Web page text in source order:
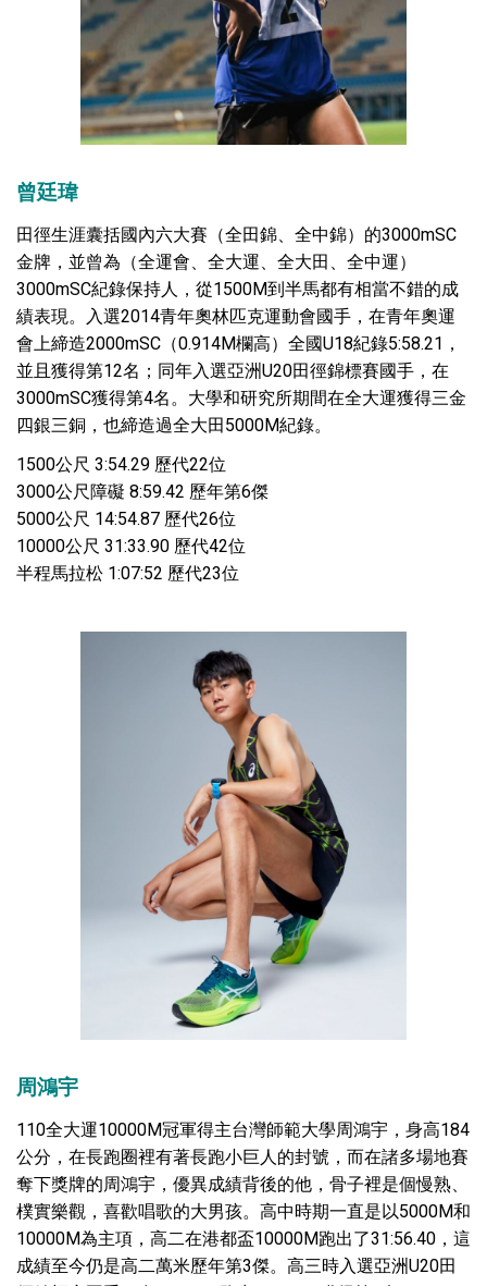
曾廷瑋
田徑生涯囊括國內六大賽（全田錦、全中錦）的3000mSC
金牌，並曾為（全運會、全大運、全大田、全中運）
3000mSC紀錄保持人，從1500M到半馬都有相當不錯的成
績表現。入選2014青年奧林匹克運動會國手，在青年奧運
會上締造2000mSC（0.914M欄高）全國U18紀錄5:58.21，
並且獲得第12名；同年入選亞洲U20田徑錦標賽國手，在
3000mSC獲得第4名。大學和研究所期間在全大運獲得三金
四銀三銅，也締造過全大田5000M紀錄。
1500公尺 3:54.29 歷代22位
3000公尺障礙 8:59.42 歷年第6傑
5000公尺 14:54.87 歷代26位
10000公尺 31:33.90 歷代42位
半程馬拉松 1:07:52 歷代23位
周鴻宇
110全大運10000M冠軍得主台灣師範大學周鴻宇，身高184
公分，在長跑圈裡有著長跑小巨人的封號，而在諸多場地賽
奪下獎牌的周鴻宇，優異成績背後的他，骨子裡是個慢熟、
樸實樂觀，喜歡唱歌的大男孩。高中時期一直是以5000M和
10000M為主項，高二在港都盃10000M跑出了31:56.40，這
成績至今仍是高二萬米歷年第3傑。高三時入選亞洲U20田